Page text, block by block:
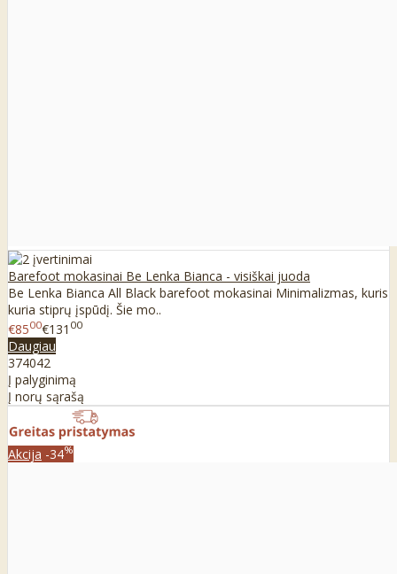
Barefoot mokasinai Be Lenka Bianca - visiškai juoda
Be Lenka Bianca All Black barefoot mokasinai Minimalizmas, kuris
kuria stiprų įspūdį. Šie mo..
€8500€131 00
Daugiau
374042
Į palyginimą
Į norų sąrašą
Akcija -34%